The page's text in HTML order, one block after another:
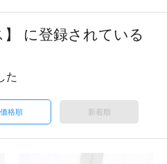
】 に登録されている
た
価格順 新着順